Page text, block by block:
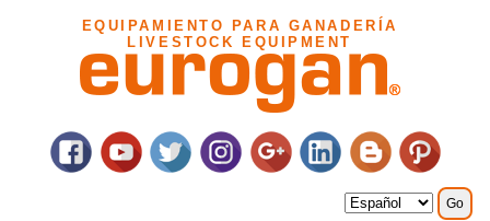
EQUIPAMIENTO PARA GANADERÍA
LIVESTOCK EQUIPMENT